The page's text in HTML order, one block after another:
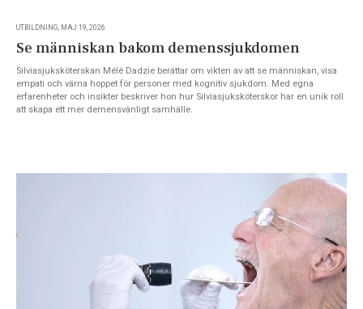
UTBILDNING, MAJ 19, 2026
Se människan bakom demenssjukdomen
Silviasjuksköterskan Mélé Dadzie berättar om vikten av att se människan, visa
empati och värna hoppet för personer med kognitiv sjukdom. Med egna
erfarenheter och insikter beskriver hon hur Silviasjuksköterskor har en unik roll
att skapa ett mer demensvänligt samhälle.